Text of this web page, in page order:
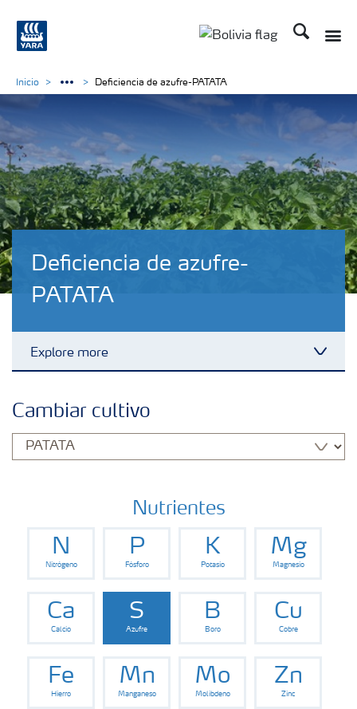
Buscar
Deficiencia de azufre-
PATATA
Explore more
Portafolio de Agricultura Digital
Almacenaje y manejo de fertilizantes
Cultivos
Deficiencias
Inicio Deficiencia de azufre-PATATA
Cambiar cultivo
Nutrientes
N
Nitrógeno
P
Fósforo
K
Potasio
Mg
Magnesio
Ca
Calcio
S
Azufre
B
Boro
Cu
Cobre
Fe
Hierro
Mn
Manganeso
Mo
Molibdeno
Zn
Zinc